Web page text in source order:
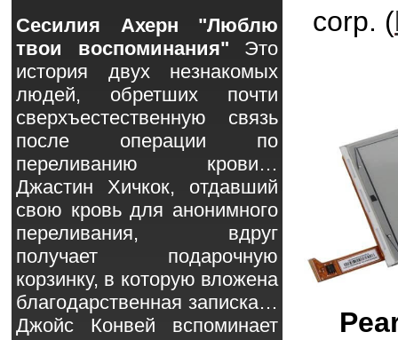
corp. (
Сесилия Ахерн "Люблю
твои воспоминания" Это
история двух незнакомых
людей, обретших почти
сверхъестественную связь
после операции по
переливанию крови…
Джастин Хичкок, отдавший
свою кровь для анонимного
переливания, вдруг
получает подарочную
корзинку, в которую вложена
благодарственная записка…
Джойс Конвей вспоминает